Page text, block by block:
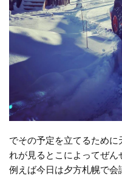
でその予定を立てるために
れが見るとこによってぜん
例えば今日は夕方札幌で